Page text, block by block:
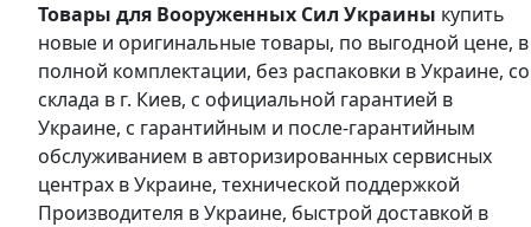
Товары для Вооруженных Сил Украины купить
новые и оригинальные товары, по выгодной цене, в
полной комплектации, без распаковки в Украине, со
склада в г. Киев, с официальной гарантией в
Украине, с гарантийным и после-гарантийным
обслуживанием в авторизированных сервисных
центрах в Украине, технической поддержкой
Производителя в Украине, быстрой доставкой в